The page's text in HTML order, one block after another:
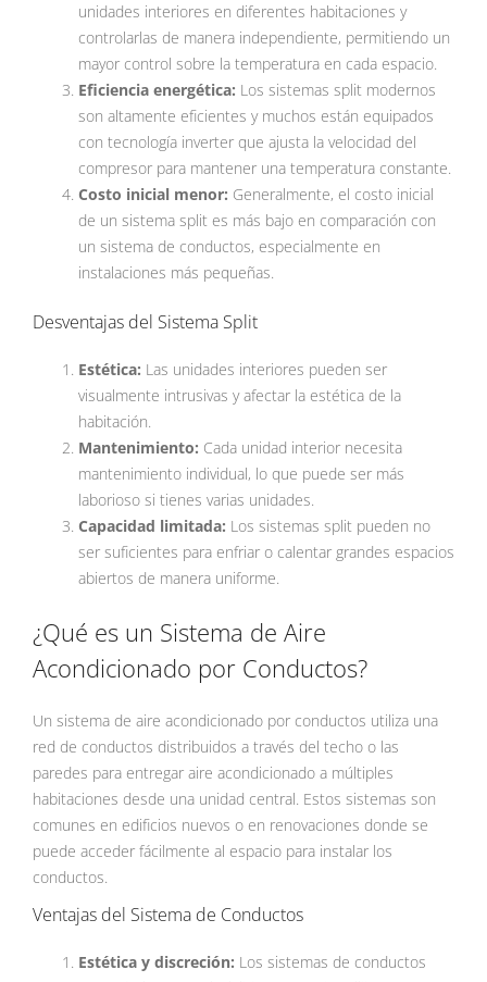
unidades interiores en diferentes habitaciones y
controlarlas de manera independiente, permitiendo un
mayor control sobre la temperatura en cada espacio.
Eficiencia energética: Los sistemas split modernos
son altamente eficientes y muchos están equipados
con tecnología inverter que ajusta la velocidad del
compresor para mantener una temperatura constante.
Costo inicial menor: Generalmente, el costo inicial
de un sistema split es más bajo en comparación con
un sistema de conductos, especialmente en
instalaciones más pequeñas.
Desventajas del Sistema Split
Estética: Las unidades interiores pueden ser
visualmente intrusivas y afectar la estética de la
habitación.
Mantenimiento: Cada unidad interior necesita
mantenimiento individual, lo que puede ser más
laborioso si tienes varias unidades.
Capacidad limitada: Los sistemas split pueden no
ser suficientes para enfriar o calentar grandes espacios
abiertos de manera uniforme.
¿Qué es un Sistema de Aire
Acondicionado por Conductos?
Un sistema de aire acondicionado por conductos utiliza una
red de conductos distribuidos a través del techo o las
paredes para entregar aire acondicionado a múltiples
habitaciones desde una unidad central. Estos sistemas son
comunes en edificios nuevos o en renovaciones donde se
puede acceder fácilmente al espacio para instalar los
conductos.
Ventajas del Sistema de Conductos
Estética y discreción: Los sistemas de conductos